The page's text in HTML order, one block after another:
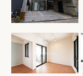
高級賃貸物件コラム
高級賃貸物件トピック